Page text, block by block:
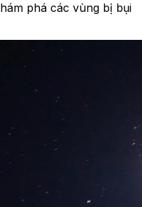
phá các vùng bị bụi